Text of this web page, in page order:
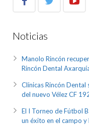
Noticias
Manolo Rincón
Rincón Dental
Clínicas Rincón
del nuevo Vélez CF
El I Torneo de Fútbol
un éxito en el campo y